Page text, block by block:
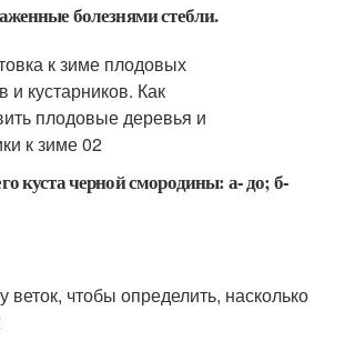
болезнями стебли.
куста черной смородины: а- до; б-
чтобы определить, насколько